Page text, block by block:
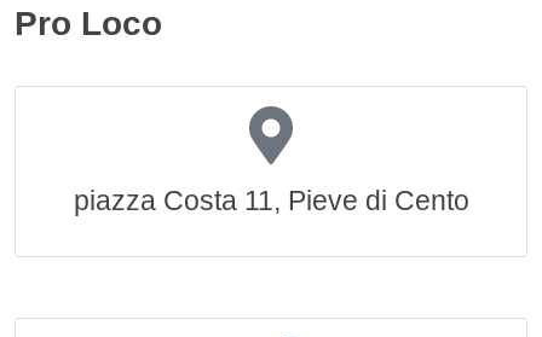
Pro Loco
piazza Costa 11, Pieve di Cento